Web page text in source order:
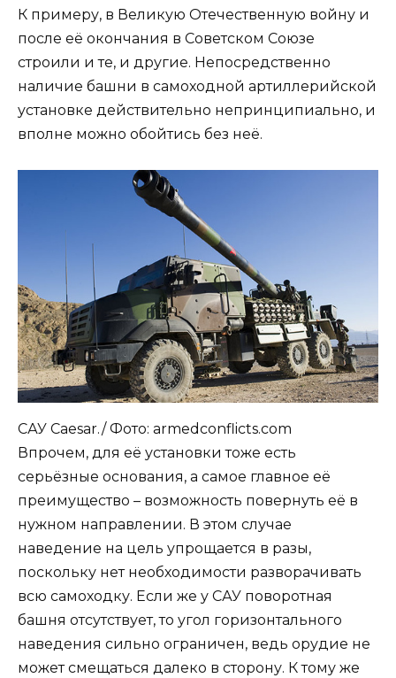
К примеру, в Великую Отечественную войну и
после её окончания в Советском Союзе
строили и те, и другие. Непосредственно
наличие башни в самоходной артиллерийской
установке действительно непринципиально, и
вполне можно обойтись без неё.
САУ Caesar./ Фото: armedconflicts.com
Впрочем, для её установки тоже есть
серьёзные основания, а самое главное её
преимущество – возможность повернуть её в
нужном направлении. В этом случае
наведение на цель упрощается в разы,
поскольку нет необходимости разворачивать
всю самоходку. Если же у САУ поворотная
башня отсутствует, то угол горизонтального
наведения сильно ограничен, ведь орудие не
может смещаться далеко в сторону. К тому же